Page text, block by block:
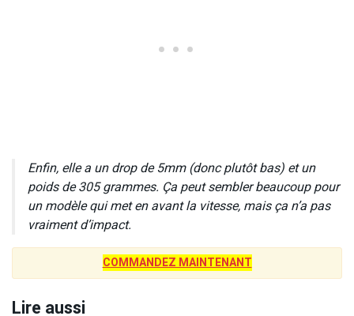
Enfin, elle a un drop de 5mm (donc plutôt bas) et un
poids de 305 grammes. Ça peut sembler beaucoup pour
un modèle qui met en avant la vitesse, mais ça n’a pas
vraiment d’impact.
COMMANDEZ MAINTENANT
Lire aussi